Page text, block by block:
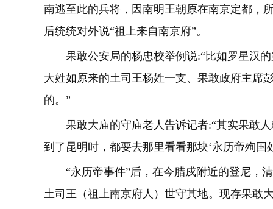
南逃至此的兵将，因南明王朝原在南京定都，
后统统对外说“祖上来自南京府”。
果敢公安局的杨忠校举例说:“比如罗星汉的
大姓如原来的土司王杨姓一支、果敢政府主席
的。”
果敢大庙的守庙老人告诉记者:“其实果敢人
到了昆明时，都要去那里看看那块‘永历帝殉国
“永历帝事件”后，在今腊戍附近的登尼，清
土司王（祖上南京府人）世守其地。现存果敢